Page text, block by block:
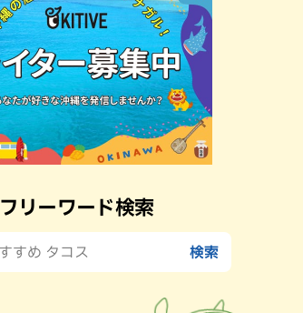
フリーワード検索